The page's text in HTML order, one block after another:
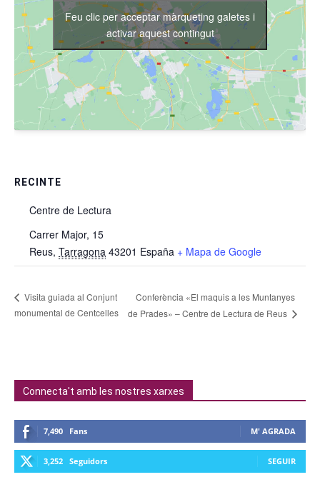
RECINTE
Centre de Lectura
Carrer Major, 15
Reus, Tarragona 43201 España + Mapa de Google
Feu clic per acceptar màrqueting galetes i
activar aquest contingut
Visita guiada al Conjunt
monumental de Centcelles
Conferència «El maquis a les Muntanyes
de Prades» – Centre de Lectura de Reus
Connecta't amb les nostres xarxes
7,490 Fans M' AGRADA
3,252 Seguidors SEGUIR